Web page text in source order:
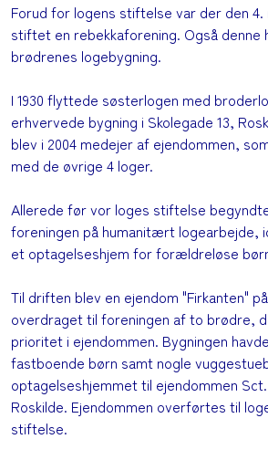
Forud for logens stiftelse var der den 4.
stiftet en rebekkaforening. Også denne
brødrenes logebygning.
I 1930 flyttede søsterlogen med
erhvervede bygning i Skolegade 13,
blev i 2004 medejer af ejendommen,
med de øvrige 4 loger.
Allerede før vor loges stiftelse
foreningen på humanitært logearbejde,
et optagelseshjem for forældreløse
Til driften blev en ejendom "Firkanten"
overdraget til foreningen af to brødre,
prioritet i ejendommen. Bygningen
fastboende børn samt nogle
optagelseshjemmet til ejendommen
Roskilde. Ejendommen overførtes til
stiftelse.